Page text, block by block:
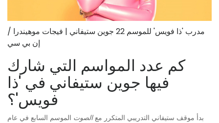
مدرب 'ذا فويس' للموسم 22 جوين ستيفاني | فيجات موهيندرا /
إن بي سي
كم عدد المواسم التي شارك
فيها جوين ستيفاني في 'ذا
فويس'؟
بدأ موقف ستيفاني التدريبي المتكرر معالصوت الموسم السابع في عام